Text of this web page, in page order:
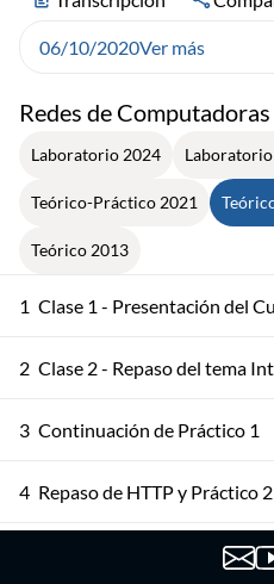
Redes de Computadoras
Laboratorio 2024
Teórico-Práctico 2021
Teórico 2013
1 Clase 1 - Presentación del
2 Clase 2 - Repaso del tema
3 Continuación de Práctico 1
4 Repaso de HTTP y Práctico 2
Repaso de Correo
06/10/2020Ver más